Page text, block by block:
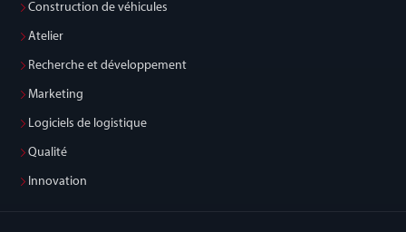
Construction de véhicules
Atelier
Recherche et développement
Marketing
Logiciels de logistique
Qualité
Innovation